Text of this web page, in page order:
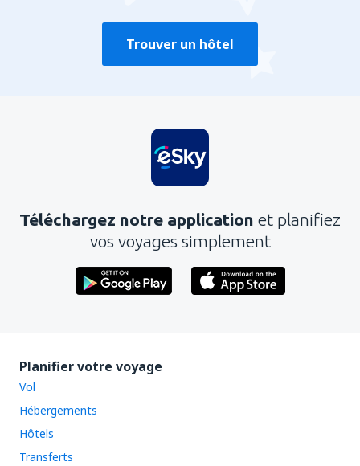
Trouver un hôtel
Téléchargez notre application et planifiez
vos voyages simplement
Planifier votre voyage
Vol
Hébergements
Hôtels
Transferts